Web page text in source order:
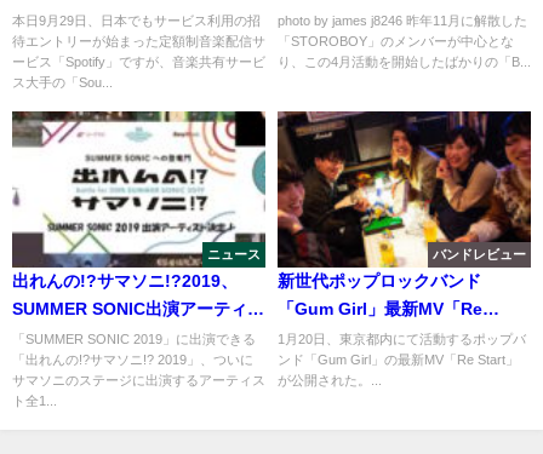
本日9月29日、日本でもサービス利用の招
待エントリーが始まった定額制音楽配信サ
ービス「Spotify」ですが、音楽共有サービ
ス大手の「Sou...
photo by james j8246 昨年11月に解散した
「STOROBOY」のメンバーが中心とな
り、この4月活動を開始したばかりの「B...
ニュース
出れんの!?サマソニ!?2019、
SUMMER SONIC出演アーティス
ト発表！
「SUMMER SONIC 2019」に出演できる
「出れんの!?サマソニ!? 2019」、ついに
サマソニのステージに出演するアーティス
ト全1...
バンドレビュー
新世代ポップロックバンド
「Gum Girl」最新MV「Re
Start」公開！
1月20日、東京都内にて活動するポップバ
ンド「Gum Girl」の最新MV「Re Start」
が公開された。...